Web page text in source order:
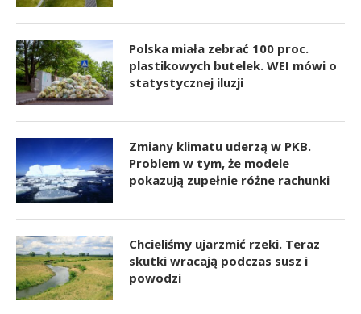
Polska miała zebrać 100 proc.
plastikowych butelek. WEI mówi o
statystycznej iluzji
Zmiany klimatu uderzą w PKB.
Problem w tym, że modele
pokazują zupełnie różne rachunki
Chcieliśmy ujarzmić rzeki. Teraz
skutki wracają podczas susz i
powodzi